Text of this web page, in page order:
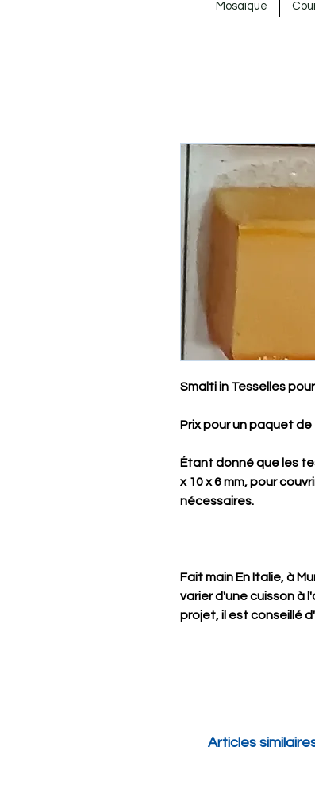
Mosaïque
Smalti in Tesselles
Prix ​​pour un paquet de
Étant donné que les
x 10 x 6 mm, pour
nécessaires.
Fait main En Italie, à
varier d'une cuisson à
projet, il est conseillé
Articles